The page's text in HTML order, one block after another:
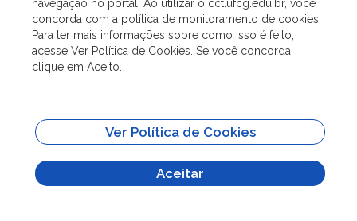
PÓS-GRADUAÇÃO
SITES IMPORTANTES
Todo o conteúdo deste site está publicado sob a licença
Creative Commons
Atribuição-SemDerivações 3.0
navegação no portal. Ao utilizar o cct.ufcg.edu.br, você
concorda com a política de monitoramento de cookies.
Para ter mais informações sobre como isso é feito,
acesse Ver Política de Cookies. Se você concorda,
clique em Aceito.
Ver Política de Cookies
Aceitar